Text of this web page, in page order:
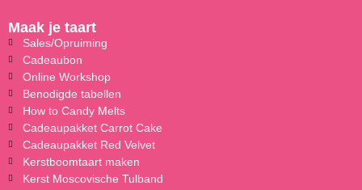
Maak je taart
Sales/Opruiming
Cadeaubon
Online Workshop
Benodigde tabellen
How to Candy Melts
Cadeaupakket Carrot Cake
Cadeaupakket Red Velvet
Kerstboomtaart maken
Kerst Moscovische Tulband